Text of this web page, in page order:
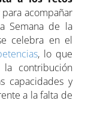
acompañar
Semana de la
celebra en el
, lo que
contribución
capacidades y
a la falta de